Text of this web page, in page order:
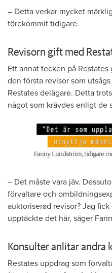
– Detta verkar mycket
förekommit tidigare.
Revisorn gift med
Ett annat tecken på
den första revisor som
Restates delägare. Detta
något som krävdes enligt de
– Det måste vara jäv.
förvaltare och
auktoriserad revisor? Jag
upptäckte det här, säger
Konsulter anlitar andra
Restates uppdrag som